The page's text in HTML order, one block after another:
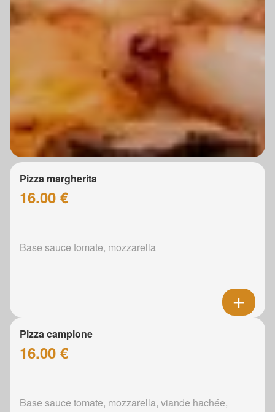
Pizza margherita
16.00 €
Base sauce tomate, mozzarella
Pizza campione
16.00 €
Base sauce tomate, mozzarella, viande hachée,